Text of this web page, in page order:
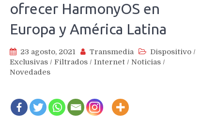
ofrecer HarmonyOS en
Europa y América Latina
23 agosto, 2021 Transmedia Dispositivo /
Exclusivas / Filtrados / Internet / Noticias /
Novedades